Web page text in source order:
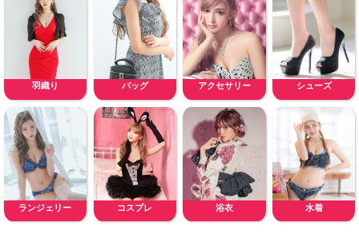
羽織り バッグ アクセサリー シューズ
ランジェリー コスプレ 浴衣 水着